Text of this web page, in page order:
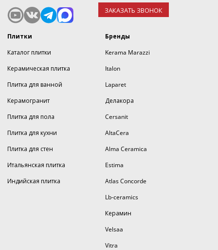
ЗАКАЗАТЬ ЗВОНОК
Плитки
Каталог плитки
Керамическая плитка
Плитка для ванной
Керамогранит
Плитка для пола
Плитка для кухни
Плитка для стен
Итальянская плитка
Индийская плитка
Бренды
Kerama Marazzi
Italon
Laparet
Делакора
Cersanit
AltaCera
Alma Ceramica
Estima
Atlas Concorde
Lb-ceramics
Керамин
Velsaa
Vitra